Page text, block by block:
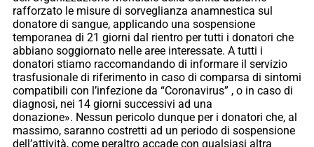
rafforzato le misure di sorveglianza anamnestica sul
donatore di sangue, applicando una sospensione
temporanea di 21 giorni dal rientro per tutti i donatori che
abbiano soggiornato nelle aree interessate. A tutti i
donatori stiamo raccomandando di informare il servizio
trasfusionale di riferimento in caso di comparsa di sintomi
compatibili con l’infezione da “Coronavirus” , o in caso di
diagnosi, nei 14 giorni successivi ad una
donazione». Nessun pericolo dunque per i donatori che, al
massimo, saranno costretti ad un periodo di sospensione
dell’attività, come peraltro accade con qualsiasi altra